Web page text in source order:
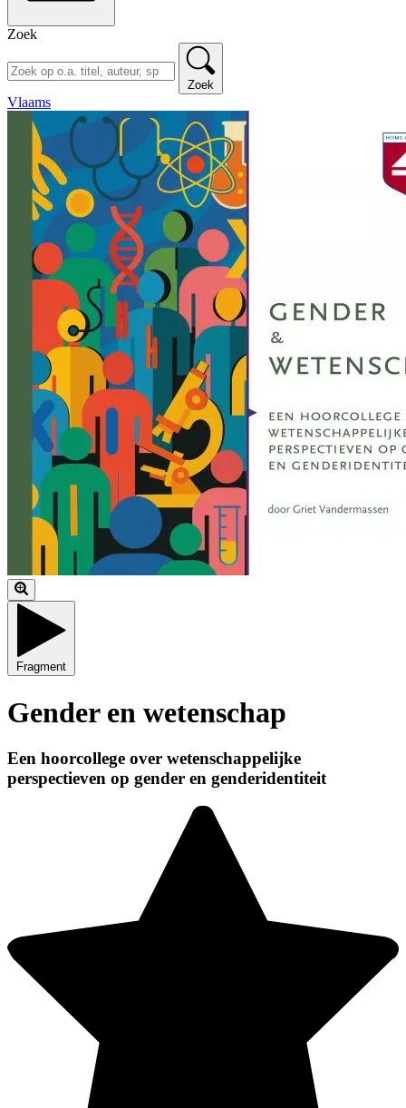
Zoek
Zoek
Vlaams
Fragment
Gender en wetenschap
Een hoorcollege over wetenschappelijke
perspectieven op gender en genderidentiteit